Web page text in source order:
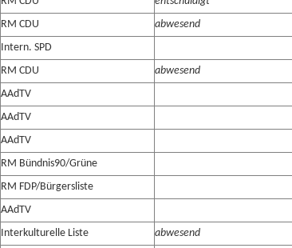
RM CDU
abwesend
Intern. SPD
RM CDU
abwesend
AAdTV
AAdTV
AAdTV
RM Bündnis90/Grüne
RM FDP/Bürgersliste
AAdTV
Interkulturelle Liste
abwesend